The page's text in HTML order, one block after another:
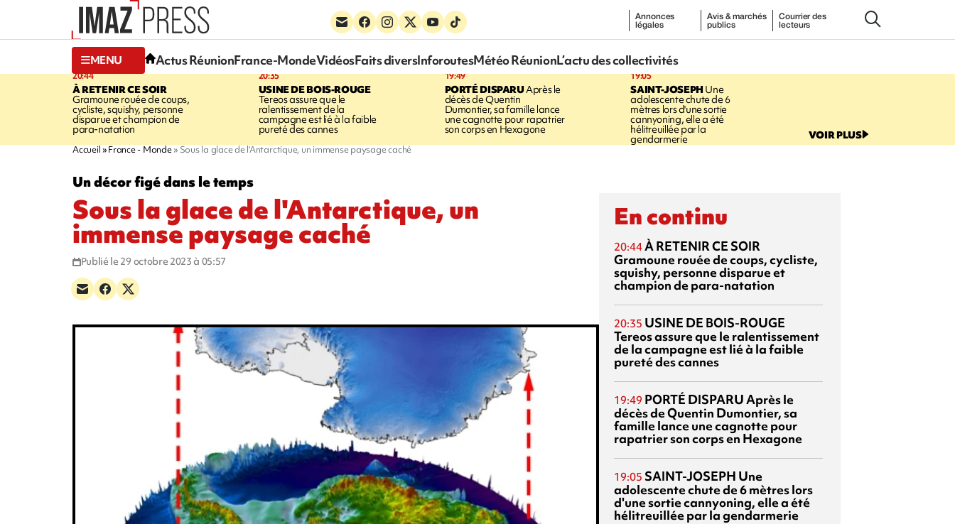
Annonces
légales
Avis & marchés
publics
Courrier des
lecteurs
MENU Actus RéunionFrance-MondeVidéosFaits diversInforoutesMétéo RéunionL’actu des collectivités
20:44
À RETENIR CE SOIR
Gramoune rouée de coups,
cycliste, squishy, personne
disparue et champion de
para-natation
20:35
USINE DE BOIS-ROUGE
Tereos assure que le
ralentissement de la
campagne est lié à la faible
pureté des cannes
19:49
PORTÉ DISPARUAprès le
décès de Quentin
Dumontier, sa famille lance
une cagnotte pour rapatrier
son corps en Hexagone
19:05
SAINT-JOSEPHUne
adolescente chute de 6
mètres lors d'une sortie
cannyoning, elle a été
hélitreuillée par la
gendarmerie VOIR PLUS
Accueil France - Monde Sous la glace de l'Antarctique, un immense paysage caché
Un décor figé dans le temps
Sous la glace de l'Antarctique, un
immense paysage caché
Publié le 29 octobre 2023 à 05:57
En continu
20:44À RETENIR CE SOIR
Gramoune rouée de coups, cycliste,
squishy, personne disparue et
champion de para-natation
20:35 USINE DE BOIS-ROUGE
Tereos assure que le ralentissement
de la campagne est lié à la faible
pureté des cannes
19:49 PORTÉ DISPARUAprès le
décès de Quentin Dumontier, sa
famille lance une cagnotte pour
rapatrier son corps en Hexagone
19:05 SAINT-JOSEPH Une
adolescente chute de 6 mètres lors
d'une sortie cannyoning, elle a été
hélitreuillée par la gendarmerie